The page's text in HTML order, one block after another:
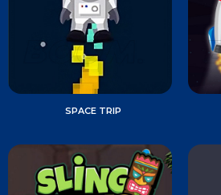
SPACE TRIP